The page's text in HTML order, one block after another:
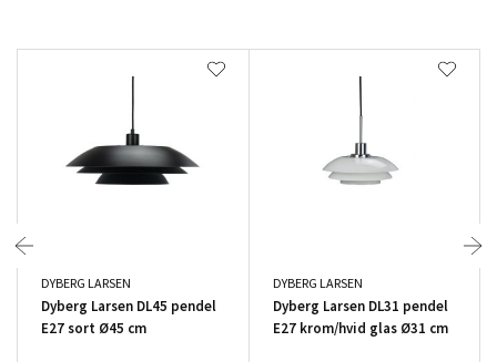
DYBERG LARSEN
Dyberg Larsen DL45 pendel
E27 sort Ø45 cm
DYBERG LARSEN
Dyberg Larsen DL31 pendel
E27 krom/hvid glas Ø31 cm